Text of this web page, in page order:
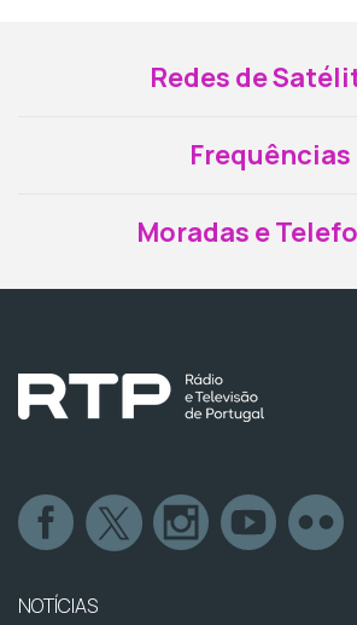
Redes de
Frequências
Moradas e
NOTÍCIAS